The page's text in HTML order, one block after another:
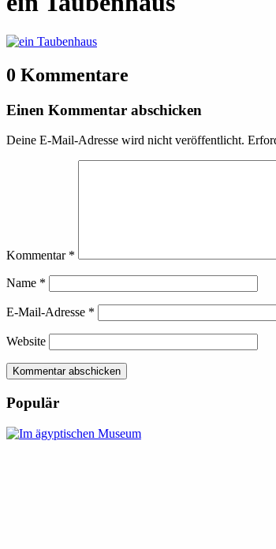
0 Kommentare
Einen Kommentar abschicken
Deine E-Mail-Adresse wird nicht veröffentlicht.
Kommentar *
Name *
E-Mail-Adresse *
Website
Kommentar abschicken
Populär